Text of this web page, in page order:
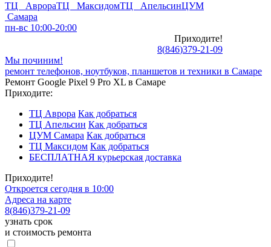
ТЦ АврораТЦ МаксидомТЦ АпельсинЦУМ
Самара
пн-вс 10:00-20:00
Приходите!
8(846)379-21-09
Мы починим!
ремонт телефонов, ноутбуков, планшетов и техники в Самаре
Ремонт Google Pixel 9 Pro XL в Самаре
Приходите:
ТЦ Аврора Как добраться
ТЦ Апельсин Как добраться
ЦУМ Самара Как добраться
ТЦ Максидом Как добраться
БЕСПЛАТНАЯ курьерская доставка
Приходите!
Откроется сегодня в 10:00
Адреса на карте
8(846)379-21-09
узнать срок
и стоимость ремонта